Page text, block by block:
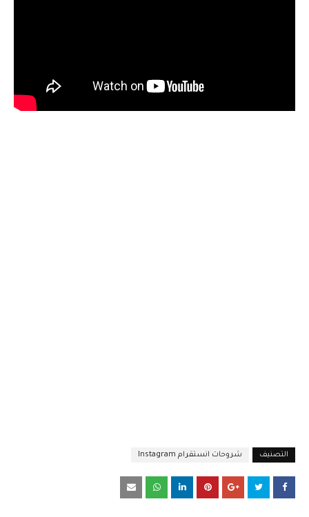
التصنيف شروحات انستقرام Instagram